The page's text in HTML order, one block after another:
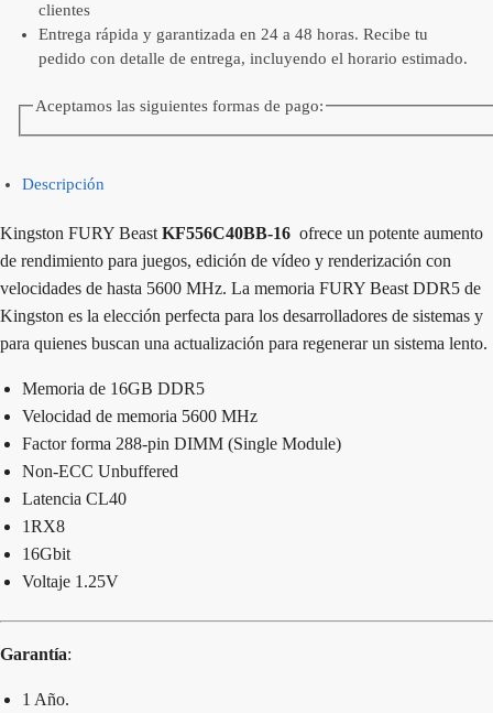
clientes
Entrega rápida y garantizada en 24 a 48 horas. Recibe tu
pedido con detalle de entrega, incluyendo el horario estimado.
Aceptamos las siguientes formas de pago:
Descripción
Kingston FURY Beast KF556C40BB-16 ofrece un potente aumento
de rendimiento para juegos, edición de vídeo y renderización con
velocidades de hasta 5600 MHz. La memoria FURY Beast DDR5 de
Kingston es la elección perfecta para los desarrolladores de sistemas y
para quienes buscan una actualización para regenerar un sistema lento.
Memoria de 16GB DDR5
Velocidad de memoria 5600 MHz
Factor forma 288-pin DIMM (Single Module)
Non-ECC Unbuffered
Latencia CL40
1RX8
16Gbit
Voltaje 1.25V
Garantía:
1 Año.